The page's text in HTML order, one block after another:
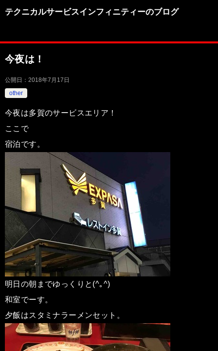
テクニカルサービスインフィニティーのブログ
今夜は！
公開日： 2018年7月17日
other
今夜は多賀のサービスエリア！
ここで
宿泊です。
明日の朝までゆっくりと(^｡^)
和室でーす。
夕飯はスタミナラーメンセット。